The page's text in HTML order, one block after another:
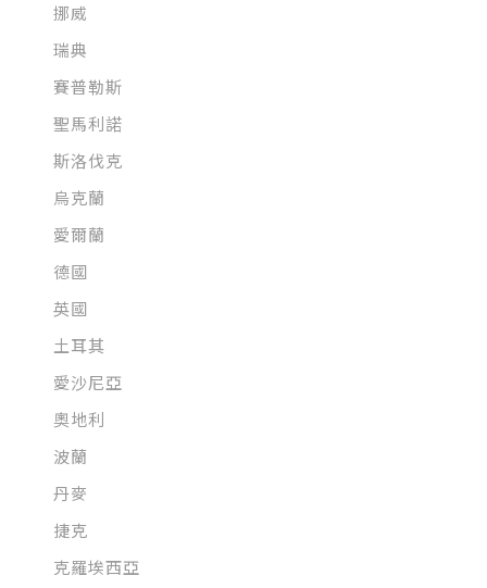
挪威
瑞典
賽普勒斯
聖馬利諾
斯洛伐克
烏克蘭
愛爾蘭
德國
英國
土耳其
愛沙尼亞
奧地利
波蘭
丹麥
捷克
克羅埃西亞